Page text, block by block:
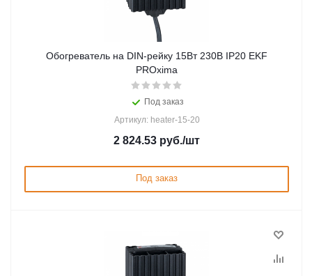
Обогреватель на DIN-рейку 15Вт 230В IP20 EKF
PROxima
Под заказ
Артикул: heater-15-20
2 824.53 руб./шт
Под заказ